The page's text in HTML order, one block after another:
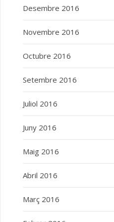
Desembre 2016
Novembre 2016
Octubre 2016
Setembre 2016
Juliol 2016
Juny 2016
Maig 2016
Abril 2016
Març 2016